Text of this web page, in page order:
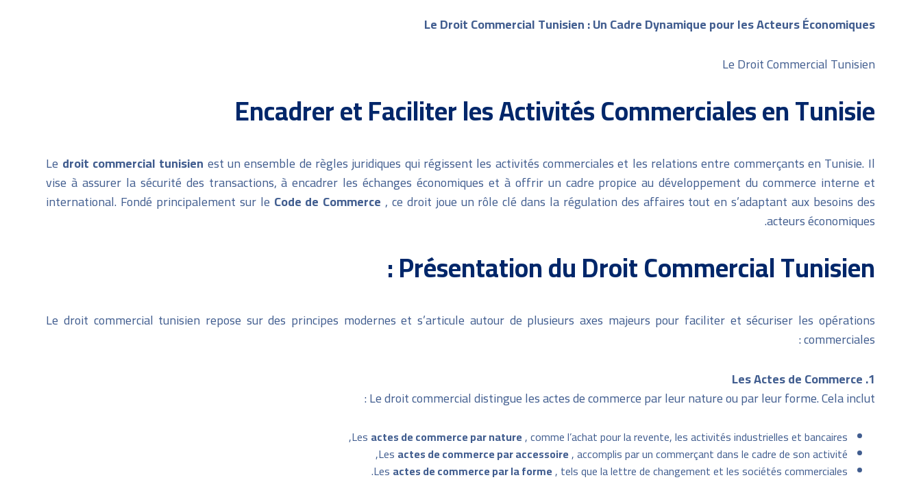
Le Droit Commercial Tunisien : Un Cadre Dynamique pour les Acteurs Économiques
Le Droit Commercial Tunisien
Encadrer et Faciliter les Activités Commerciales en Tunisie
Le droit commercial tunisien est un ensemble de règles juridiques qui régissent les activités commerciales et les relations entre commerçants en Tunisie. Il
vise à assurer la sécurité des transactions, à encadrer les échanges économiques et à offrir un cadre propice au développement du commerce interne et
international. Fondé principalement sur le Code de Commerce , ce droit joue un rôle clé dans la régulation des affaires tout en s’adaptant aux besoins des
acteurs économiques.
Présentation du Droit Commercial Tunisien :
Le droit commercial tunisien repose sur des principes modernes et s’articule autour de plusieurs axes majeurs pour faciliter et sécuriser les opérations
commerciales :
1. Les Actes de Commerce
Le droit commercial distingue les actes de commerce par leur nature ou par leur forme. Cela inclut :
Les actes de commerce par nature, comme l’achat pour la revente, les activités industrielles et bancaires,
Les actes de commerce par accessoire, accomplis par un commerçant dans le cadre de son activité,
Les actes de commerce par la forme, tels que la lettre de changement et les sociétés commerciales.